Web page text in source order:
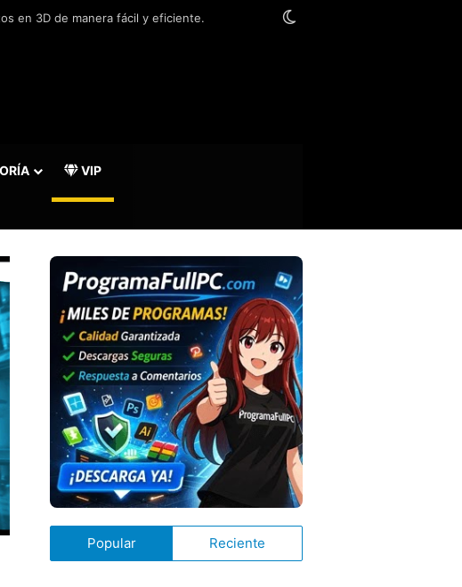
en 3D de manera fácil y eficiente.
VIP
Popular Reciente